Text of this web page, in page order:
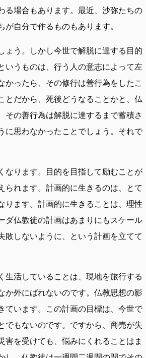
る場合もあります。最近、沙弥たちの
自分で作るものもあります。
ょう。しかし今世で解脱に達する目的
いうものは、行う人の意志によって左
ったら、その修行は善行為をしたこ
とだから、死後どうなることかと、仏
の善行為は解脱に達するまで蓄積さ
に思わなかったことでしょう。それで
なります。目的を目指して励むことが
られます。計画的に生きるのは、とて
ります。計画的に生きることは、理性
ダ仏教徒の計画はあまりにもスケール
敗しないように、という計画を立てて
活していることは、現地を旅行する
か外にばれないのです。仏教思想の影
ています。この計画の目標は、今世で
でもないのです。ですから、商売が失
を受けても、悩みにくれることはま